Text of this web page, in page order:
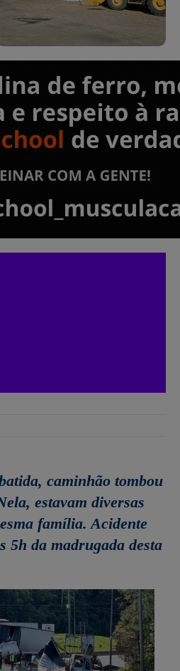
caminhão tombou
estavam diversas
família. Acidente
5h da madrugada desta